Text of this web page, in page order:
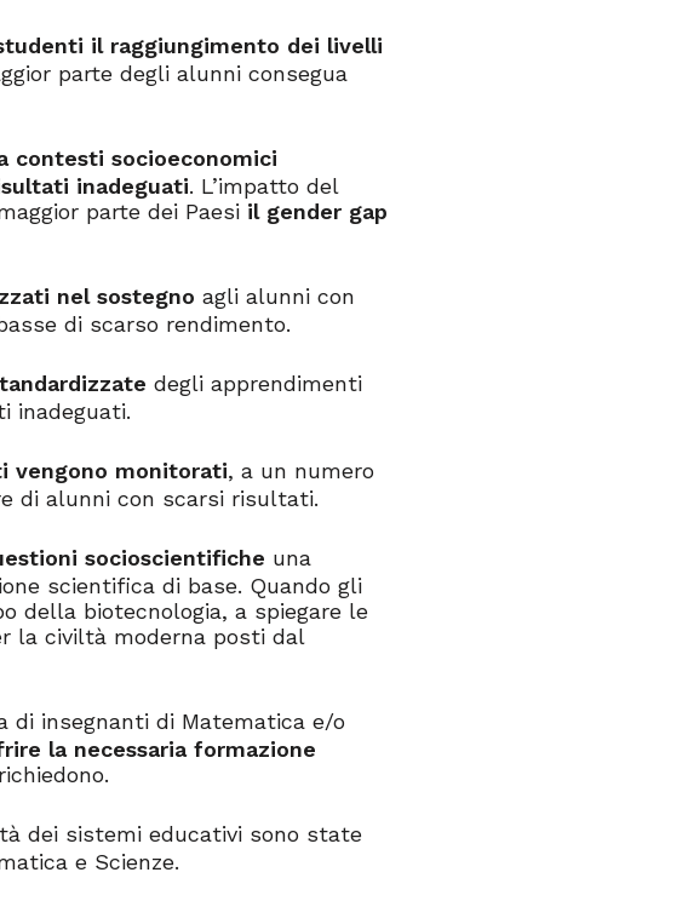
il raggiungimento dei livelli
parte degli alunni consegua
contesti socioeconomici
inadeguati. L’impatto del
parte dei Paesi il gender gap
nel sostegno agli alunni con
di scarso rendimento.
degli apprendimenti
inadeguati.
vengono monitorati, a un numero
di alunni con scarsi risultati.
socioscientifiche una
scientifica di base. Quando gli
della biotecnologia, a spiegare le
la civiltà moderna posti dal
di insegnanti di Matematica e/o
la necessaria formazione
dei sistemi educativi sono state
e Scienze.